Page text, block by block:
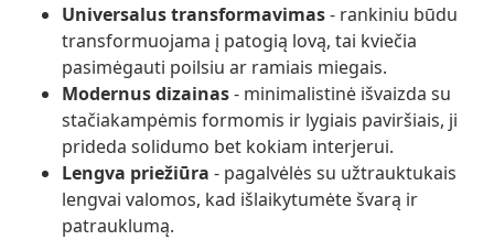
Universalus transformavimas- rankiniu būdu
transformuojama į patogią lovą, tai kviečia
pasimėgauti poilsiu ar ramiais miegais.
Modernus dizainas- minimalistinė išvaizda su
stačiakampėmis formomis ir lygiais paviršiais, ji
prideda solidumo bet kokiam interjerui.
Lengva priežiūra - pagalvėlės su užtrauktukais
lengvai valomos, kad išlaikytumėte švarą ir
patrauklumą.